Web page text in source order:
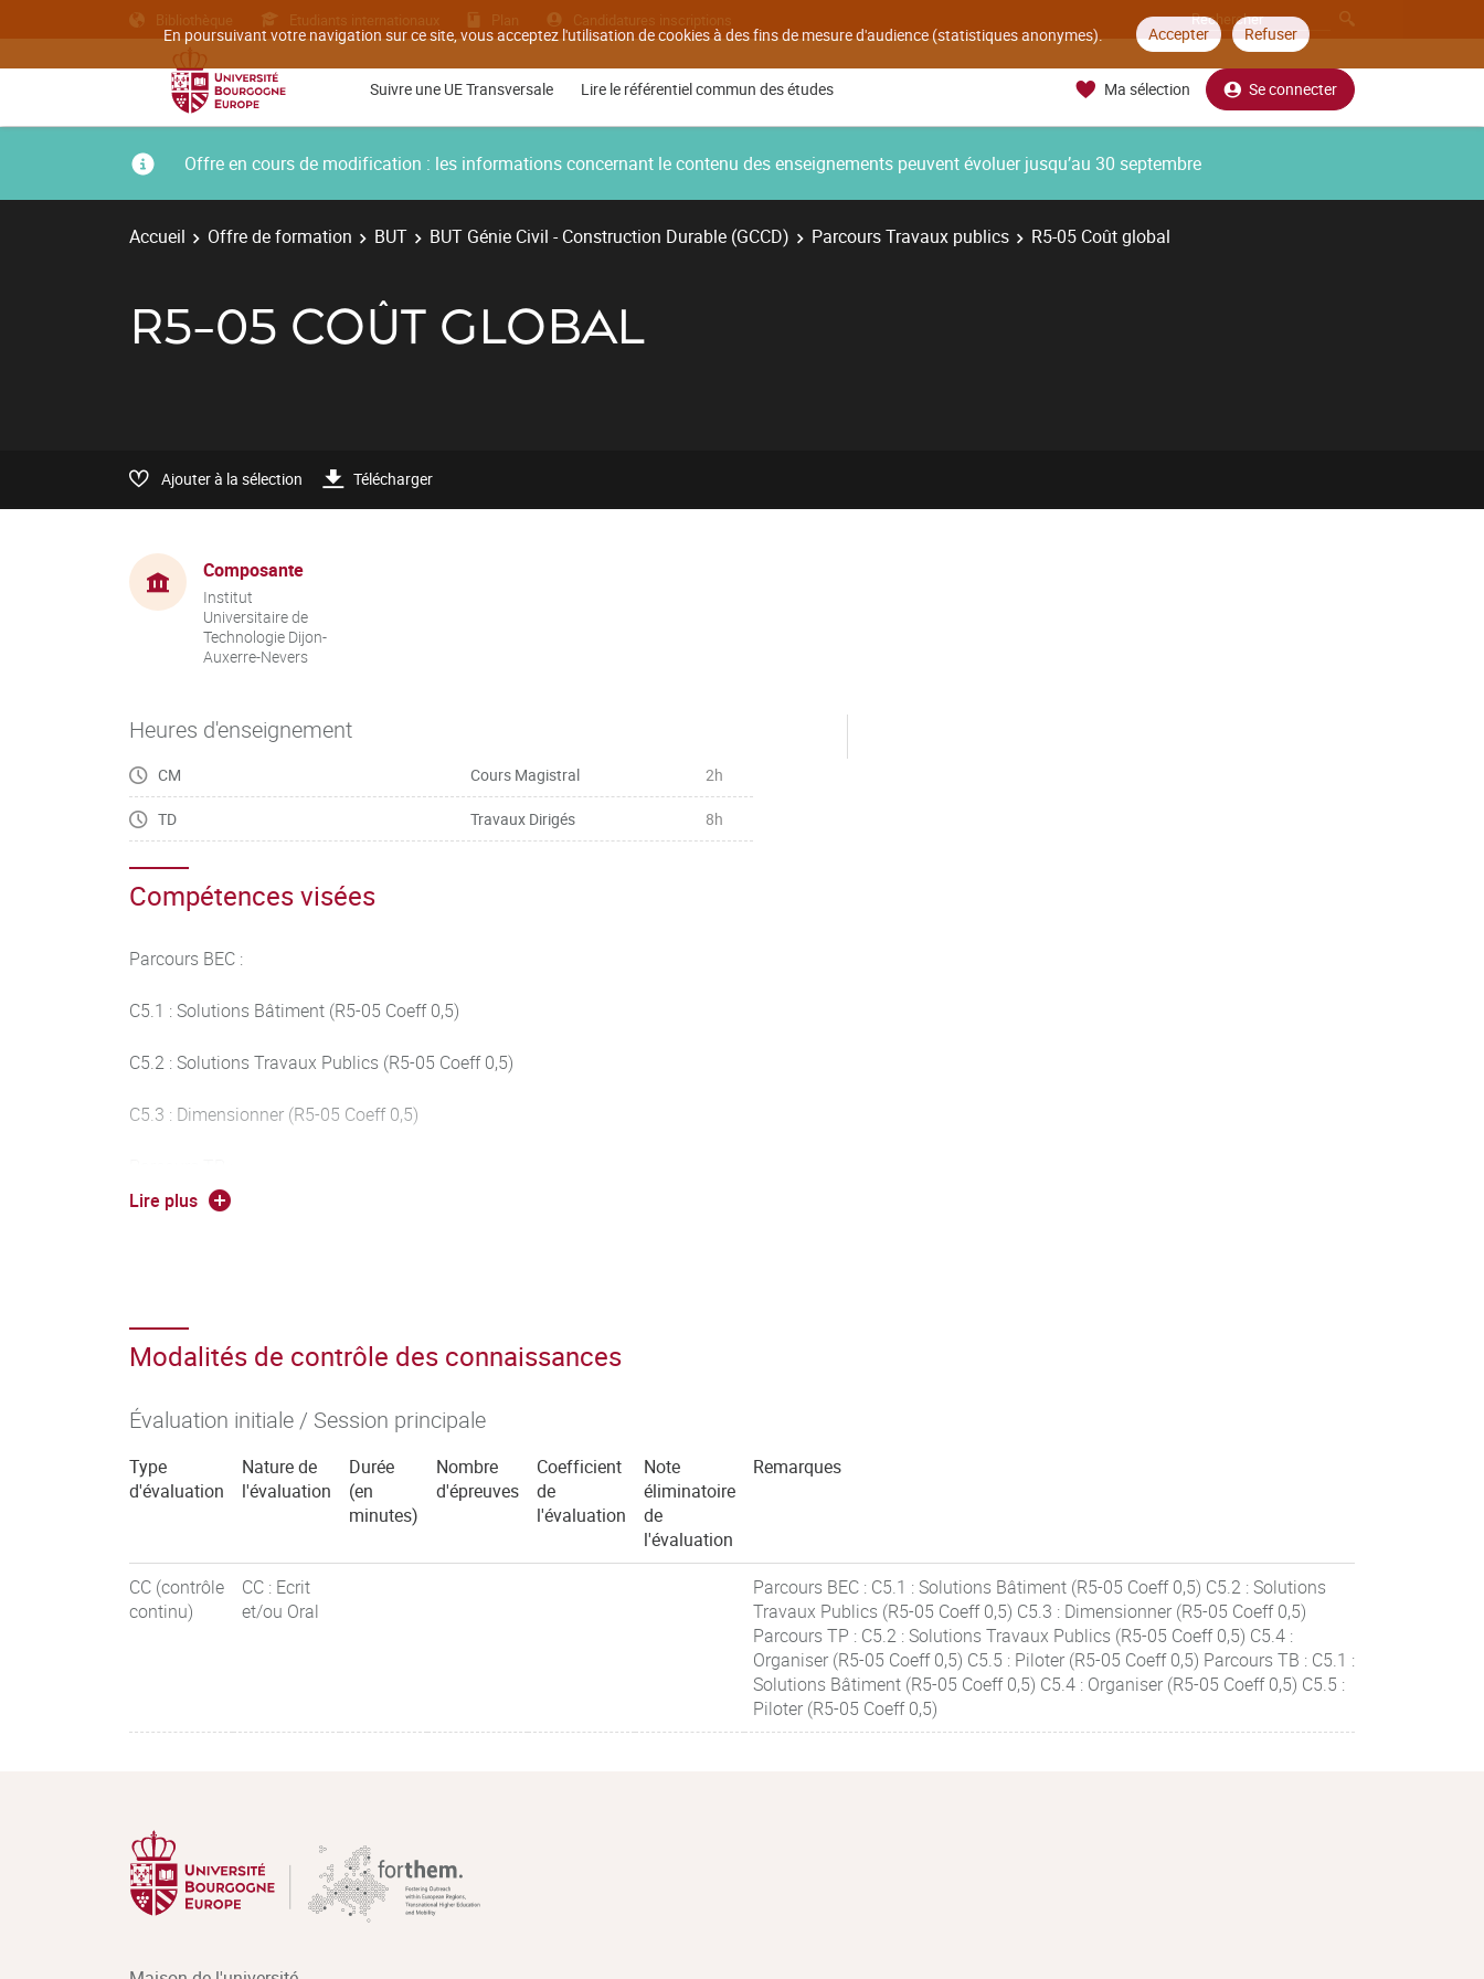
En poursuivant votre navigation sur ce site, vous acceptez l'utilisation de cookies à des fins de mesure d'audience (statistiques anonymes). Accepter Refuser
Bibliothèque Etudiants internationaux Plan Candidatures inscriptions
Suivre une UE Transversale Lire le référentiel commun des études Ma sélection Se connecter
Offre en cours de modification : les informations concernant le contenu des enseignements peuvent évoluer jusqu’au 30 septembre
Accueil Offre de formation BUT BUT Génie Civil - Construction Durable (GCCD) Parcours Travaux publics R5-05 Coût global
R5-05 COÛT GLOBAL
Ajouter à la sélection Télécharger
Composante
Institut
Universitaire de
Technologie Dijon-
Auxerre-Nevers
Heures d'enseignement
CM Cours Magistral 2h
TD Travaux Dirigés 8h
Compétences visées
Parcours BEC :
C5.1 : Solutions Bâtiment (R5-05 Coeff 0,5)
C5.2 : Solutions Travaux Publics (R5-05 Coeff 0,5)
C5.3 : Dimensionner (R5-05 Coeff 0,5)
C5.2 : Solutions Travaux Publics (R5-05 Coeff 0,5)
C5.5 : Piloter (R5-05 Coeff 0,5)
Parcours TB :
C5.1 : Solutions Bâtiment (R5-05 Coeff 0,5)
C5.4 : Organiser (R5-05 Coeff 0,5)
C5.5 : Piloter (R5-05 Coeff 0,5)
Lire plus
Modalités de contrôle des connaissances
Évaluation initiale / Session principale
Type
d'évaluation
Nature de
l'évaluation
Durée
(en
minutes)
Nombre
d'épreuves
Coefficient
de
l'évaluation
Note
éliminatoire
de
l'évaluation
Remarques
CC (contrôle
continu)
CC : Ecrit
et/ou Oral
Parcours BEC : C5.1 : Solutions Bâtiment (R5-05 Coeff 0,5) C5.2 : Solutions
Travaux Publics (R5-05 Coeff 0,5) C5.3 : Dimensionner (R5-05 Coeff 0,5)
Parcours TP : C5.2 : Solutions Travaux Publics (R5-05 Coeff 0,5) C5.4 :
Organiser (R5-05 Coeff 0,5) C5.5 : Piloter (R5-05 Coeff 0,5) Parcours TB : C5.1 :
Solutions Bâtiment (R5-05 Coeff 0,5) C5.4 : Organiser (R5-05 Coeff 0,5) C5.5 :
Piloter (R5-05 Coeff 0,5)